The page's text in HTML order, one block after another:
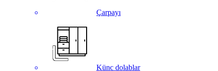
Çarpayı
Künc dolablar